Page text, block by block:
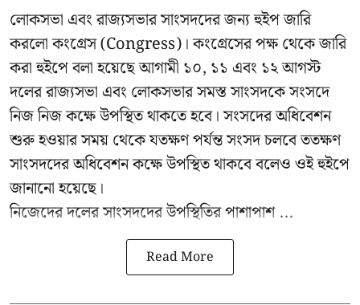
লোকসভা এবং রাজ্যসভার সাংসদদের জন্য হুইপ জারি
করলো কংগ্রেস (Congress)। কংগ্রেসের পক্ষ থেকে জারি
করা হুইপে বলা হয়েছে আগামী ১০, ১১ এবং ১২ আগস্ট
দলের রাজ্যসভা এবং লোকসভার সমস্ত সাংসদকে সংসদে
নিজ নিজ কক্ষে উপস্থিত থাকতে হবে। সংসদের অধিবেশন
শুরু হওয়ার সময় থেকে যতক্ষণ পর্যন্ত সংসদ চলবে ততক্ষণ
সাংসদদের অধিবেশন কক্ষে উপস্থিত থাকবে বলেও ওই হুইপে
জানানো হয়েছে।
নিজেদের দলের সাংসদদের উপস্থিতির পাশাপাশ ...
Read More